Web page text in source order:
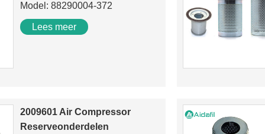
Model: 88290004-372
Lees meer
2009601 Air Compressor
Reserveonderdelen